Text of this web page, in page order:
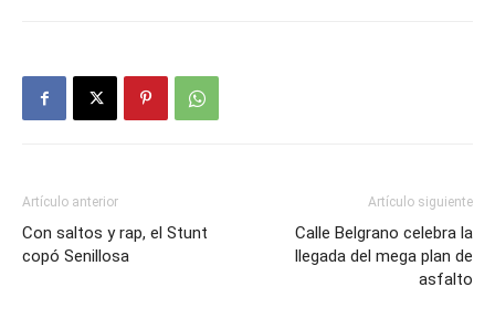
Artículo anterior
Con saltos y rap, el Stunt
copó Senillosa
Artículo siguiente
Calle Belgrano celebra la
llegada del mega plan de
asfalto